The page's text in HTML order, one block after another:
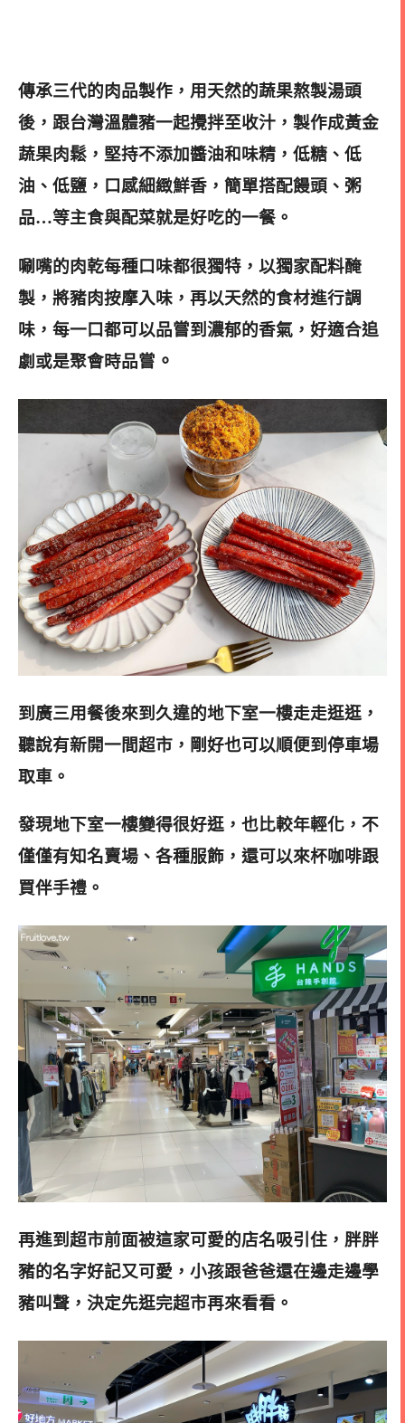
傳承三代的肉品製作，用天然的蔬果熬製湯頭
後 ，跟台灣溫體豬一起攪拌至收汁，製作成黃金
蔬果肉鬆，堅持不添加醬油和味精， 低糖、低
油、低鹽，口感細緻鮮香，簡單搭配饅頭、粥
品…等主食與配菜就是好吃的一餐。
唰嘴的肉乾每種口味都很獨特，以獨家配料醃
製，將豬肉按摩入味，再以天然的食材進行調
味，每一口都可以品嘗到濃郁的香氣，好適合追
劇或是聚會時品嘗 。
到廣三用餐後來到久違的地下室一樓走走逛逛，
聽說有新開一間超市，剛好也可以順便到停車場
取車。
發現地下室一樓變得很好逛，也比較年輕化，不
僅僅有知名賣場、各種服飾，還可以來杯咖啡跟
買伴手禮 。
再進到超市前面被這家可愛的店名吸引住，胖胖
豬的名字好記又可愛，小孩跟爸爸還在邊走邊學
豬叫聲， 決定先逛完超市再來看看 。